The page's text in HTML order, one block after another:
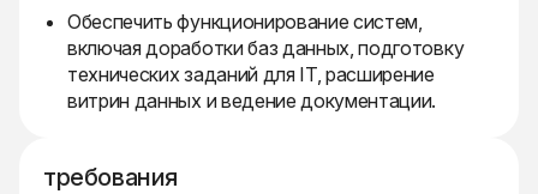
Обеспечить функционирование систем,
включая доработки баз данных, подготовку
технических заданий для IT, расширение
витрин данных и ведение документации.
требования